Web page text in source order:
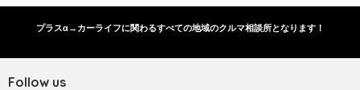
プラスα→カーライフに関わるすべての地域のクルマ相談所となります！
Follow us